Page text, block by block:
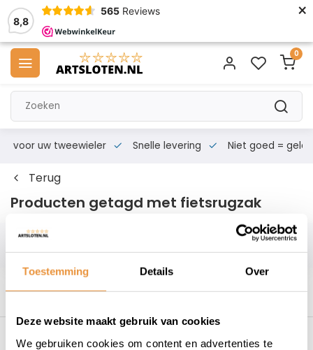
Toestemming Details Over
Deze website maakt gebruik van cookies
We gebruiken cookies om content en advertenties te
8,8
565 Reviews ×
0
voor uw tweewieler Snelle levering Niet goed = geld
Terug
Producten getagd met fietsrugzak
Filters